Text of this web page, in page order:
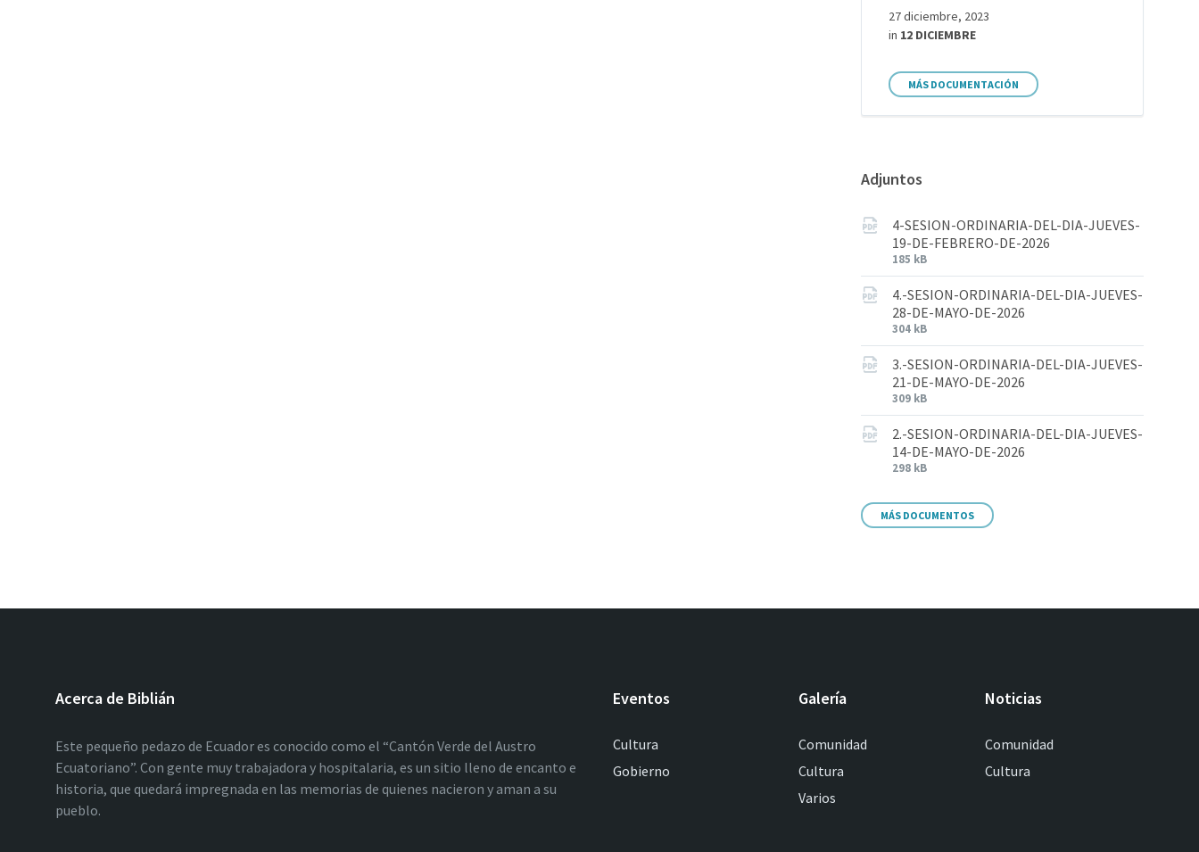
27 diciembre, 2023
in 12 DICIEMBRE
MÁS DOCUMENTACIÓN
Adjuntos
4-SESION-ORDINARIA-DEL-DIA-JUEVES-
19-DE-FEBRERO-DE-2026
185 kB
4.-SESION-ORDINARIA-DEL-DIA-JUEVES-
28-DE-MAYO-DE-2026
304 kB
3.-SESION-ORDINARIA-DEL-DIA-JUEVES-
21-DE-MAYO-DE-2026
309 kB
2.-SESION-ORDINARIA-DEL-DIA-JUEVES-
14-DE-MAYO-DE-2026
298 kB
MÁS DOCUMENTOS
Acerca de Biblián
Este pequeño pedazo de Ecuador es conocido como el “Cantón Verde del Austro
Ecuatoriano”. Con gente muy trabajadora y hospitalaria, es un sitio lleno de encanto e
historia, que quedará impregnada en las memorias de quienes nacieron y aman a su
pueblo.
Eventos
Cultura
Gobierno
Galería
Comunidad
Cultura
Varios
Noticias
Comunidad
Cultura